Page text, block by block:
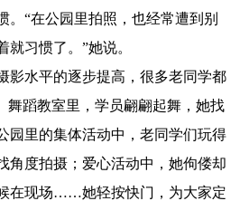
。“在公园里拍照，也经常遭到别
就习惯了。”她说。
水平的逐步提高，很多老同学都
舞蹈教室里，学员翩翩起舞，她找
园里的集体活动中，老同学们玩得
角度拍摄；爱心活动中，她佝偻却
在现场……她轻按快门，为大家定